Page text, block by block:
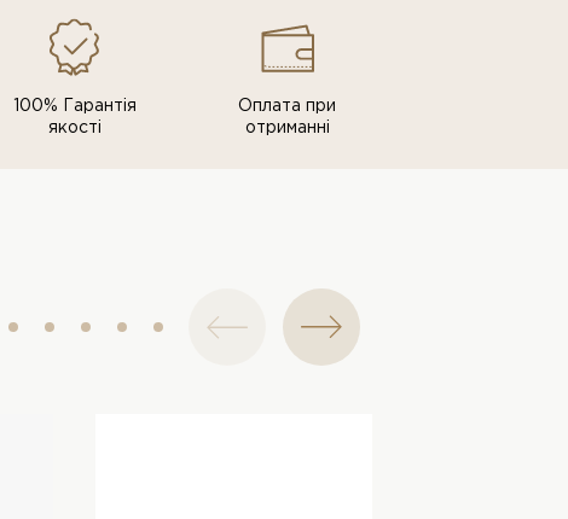
100% Гарантія
якості
Оплата при
отриманні